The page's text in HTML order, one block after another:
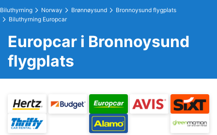
Biluthyrning Norway Brønnøysund
Bronnoysund flygplats
Biluthyrning Europcar
Europcar i Bronnoysund
flygplats